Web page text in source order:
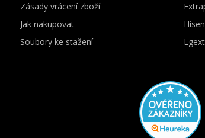
Zásady vrácení zboží
Jak nakupovat
Soubory ke stažení